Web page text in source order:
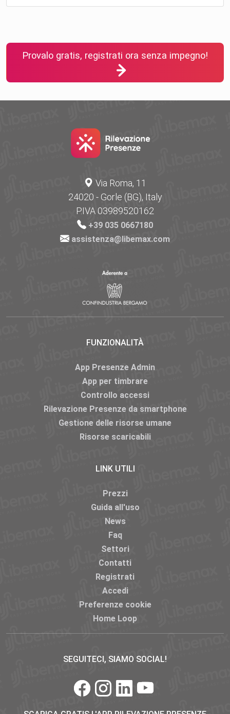
Provalo gratis, registrati ora senza impegno!
Via Roma, 11
24020 - Gorle (BG), Italy
P.IVA 03989520162
+39 035 0667180
assistenza@libemax.com
FUNZIONALITÀ
App Presenze Admin
App per timbrare
Controllo accessi
Rilevazione Presenze da smartphone
Gestione delle risorse umane
Risorse scaricabili
LINK UTILI
Prezzi
Guida all'uso
News
Faq
Settori
Contatti
Registrati
Accedi
Preferenze cookie
Home Loop
SEGUITECI, SIAMO SOCIAL!